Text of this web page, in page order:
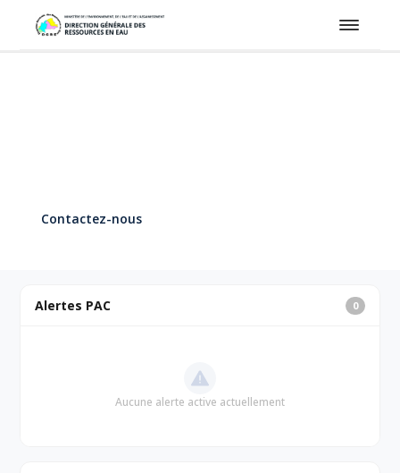
Contactez-nous
Alertes PAC 0
Aucune alerte active actuellement